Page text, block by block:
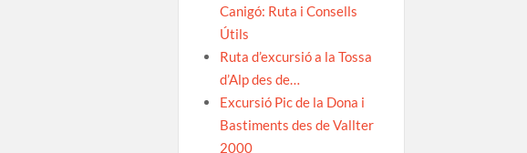
Canigó: Ruta i Consells
Útils
Ruta d’excursió a la Tossa
d’Alp des de…
Excursió Pic de la Dona i
Bastiments des de Vallter
2000